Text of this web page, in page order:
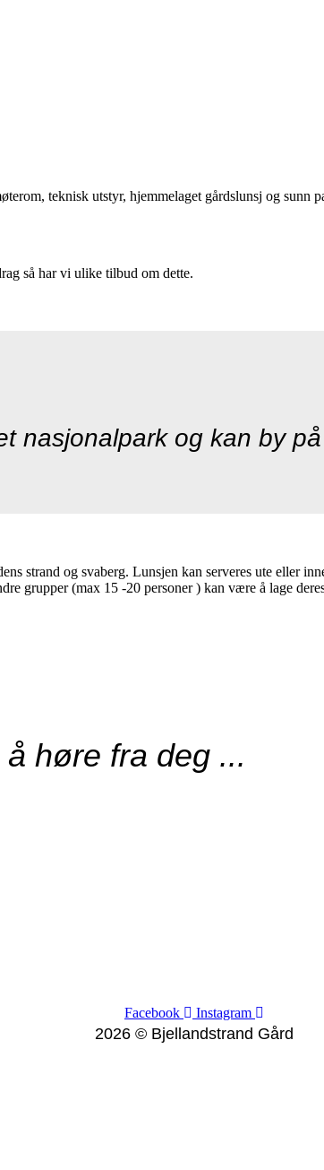
teknisk utstyr, hjemmelaget gårdslunsj og sunn
så har vi ulike tilbud om dette.
nasjonalpark og kan by
strand og svaberg. Lunsjen kan serveres ute eller
grupper (max 15 -20 personer ) kan være å lage
høre fra deg ...
Facebook Instagram
2026 © Bjellandstrand Gård